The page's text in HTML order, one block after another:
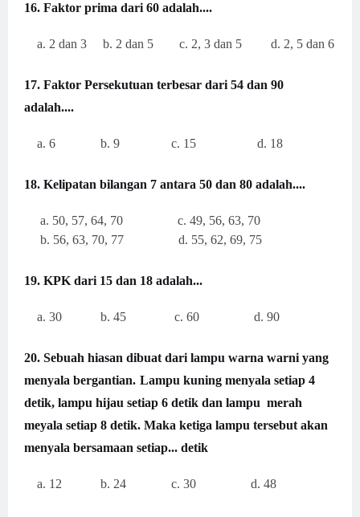
16. Faktor prima dari 60 adalah....
a. 2 dan 3 b. 2 dan 5 c. 2, 3 dan 5 d. 2, 5 dan 6
17. Faktor Persekutuan terbesar dari 54 dan 90
adalah....
a. 6 b. 9 c. 15 d. 18
18. Kelipatan bilangan 7 antara 50 dan 80 adalah....
a. 50, 57, 64, 70 c. 49, 56, 63, 70
b. 56, 63, 70, 77 d. 55, 62, 69, 75
19. KPK dari 15 dan 18 adalah...
a. 30 b. 45 c. 60 d. 90
20. Sebuah hiasan dibuat dari lampu warna warni yang
menyala bergantian. Lampu kuning menyala setiap 4
detik, lampu hijau setiap 6 detik dan lampu merah
meyala setiap 8 detik. Maka ketiga lampu tersebut akan
menyala bersamaan setiap... detik
a. 12 b. 24 c. 30 d. 48